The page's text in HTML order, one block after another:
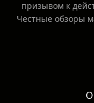
призывом к
Честные обзоры